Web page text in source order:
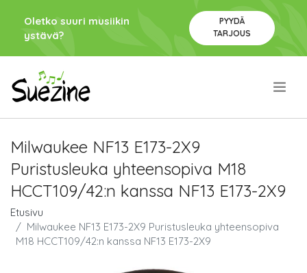
Oletko suuri musiikin
ystävä?
PYYDÄ
TARJOUS
Milwaukee NF13 E173-2X9
Puristusleuka yhteensopiva M18
HCCT109/42:n kanssa NF13 E173-2X9
Etusivu
Milwaukee NF13 E173-2X9 Puristusleuka yhteensopiva
M18 HCCT109/42:n kanssa NF13 E173-2X9